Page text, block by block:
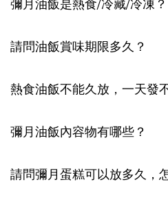
彌月油飯是熱食/冷藏/冷凍？
請問油飯賞味期限多久？
熱食油飯不能久放，一天發
彌月油飯內容物有哪些？
請問彌月蛋糕可以放多久，